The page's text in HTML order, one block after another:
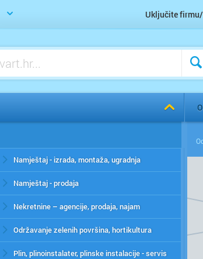
Uključite
Namještaj - izrada, montaža, ugradnja
Namještaj - prodaja
Nekretnine – agencije, prodaja, najam
Održavanje zelenih površina, hortikultura
Plin, plinoinstalater, plinske instalacije - servis